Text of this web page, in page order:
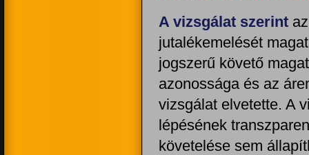
A vizsgálat szerint
jutalékemelését
jogszerű követő
azonossága és az
vizsgálat elvetette. A
lépésének
követelése sem